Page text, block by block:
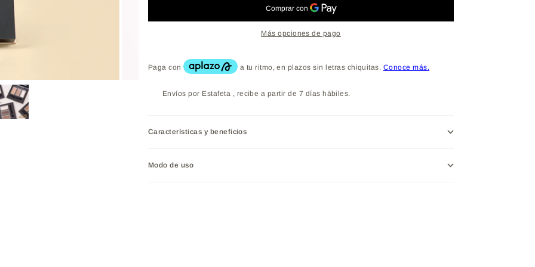
Más opciones de pago
Envíos por Estafeta , recibe a partir de 7 días hábiles.
Características y beneficios
Modo de uso